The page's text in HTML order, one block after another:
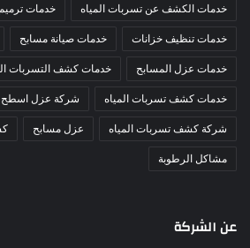
خدمات الكشف عن تسربات المياه خدمات
خدمات تنظيف خزانات خدمات صيانة مسابح
خدمات عزل المسابح خدمات كشف التسربات
خدمات كشف تسربات المياه شركة عزل اسطح
شركة كشف تسربات المياه عزل مسابح
مشاكل الرطوبة
عن الشركة